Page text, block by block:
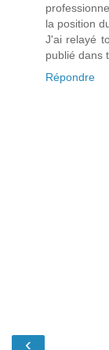
la position
J'ai relayé
publié dans
Répondre
‹